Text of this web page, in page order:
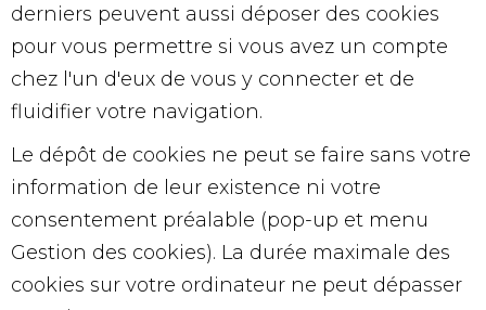
derniers peuvent aussi déposer des cookies
pour vous permettre si vous avez un compte
chez l'un d'eux de vous y connecter et de
fluidifier votre navigation.
Le dépôt de cookies ne peut se faire sans votre
information de leur existence ni votre
consentement préalable (pop-up et menu
Gestion des cookies). La durée maximale des
cookies sur votre ordinateur ne peut dépasser